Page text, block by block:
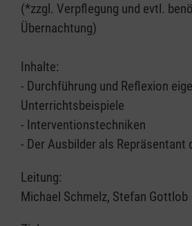
(*zzgl. Verpflegung und evtl.
Übernachtung)
Inhalte:
- Durchführung und Reflexion
Unterrichtsbeispiele
- Interventionstechniken
- Der Ausbilder als Repräsentant
Leitung:
Michael Schmelz, Stefan Gottlob